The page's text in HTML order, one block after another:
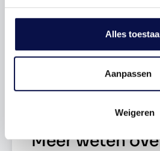
Alles
Aanpassen
Weigeren
tegelwerk, luxe sanitair, stijlvolle
warme pvc-vloer in licht
plafondafwerking is al verzorgd in
kleurstelling.
met hoogwaardige afwerking en
1 slaapkamer, luxe keuken,
Verwarming
Energielabel A
Meer weten